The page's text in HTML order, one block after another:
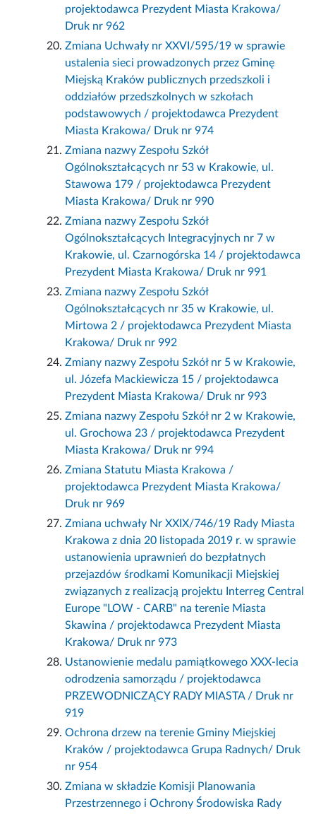
projektodawca Prezydent Miasta Krakowa/
Druk nr 962
Zmiana Uchwały nr XXVI/595/19 w sprawie
ustalenia sieci prowadzonych przez Gminę
Miejską Kraków publicznych przedszkoli i
oddziałów przedszkolnych w szkołach
podstawowych / projektodawca Prezydent
Miasta Krakowa/ Druk nr 974
Zmiana nazwy Zespołu Szkół
Ogólnokształcących nr 53 w Krakowie, ul.
Stawowa 179 / projektodawca Prezydent
Miasta Krakowa/ Druk nr 990
Zmiana nazwy Zespołu Szkół
Ogólnokształcących Integracyjnych nr 7 w
Krakowie, ul. Czarnogórska 14 / projektodawca
Prezydent Miasta Krakowa/ Druk nr 991
Zmiana nazwy Zespołu Szkół
Ogólnokształcących nr 35 w Krakowie, ul.
Mirtowa 2 / projektodawca Prezydent Miasta
Krakowa/ Druk nr 992
Zmiany nazwy Zespołu Szkół nr 5 w Krakowie,
ul. Józefa Mackiewicza 15 / projektodawca
Prezydent Miasta Krakowa/ Druk nr 993
Zmiana nazwy Zespołu Szkół nr 2 w Krakowie,
ul. Grochowa 23 / projektodawca Prezydent
Miasta Krakowa/ Druk nr 994
Zmiana Statutu Miasta Krakowa /
projektodawca Prezydent Miasta Krakowa/
Druk nr 969
Zmiana uchwały Nr XXIX/746/19 Rady Miasta
Krakowa z dnia 20 listopada 2019 r. w sprawie
ustanowienia uprawnień do bezpłatnych
przejazdów środkami Komunikacji Miejskiej
związanych z realizacją projektu Interreg Central
Europe "LOW - CARB" na terenie Miasta
Skawina / projektodawca Prezydent Miasta
Krakowa/ Druk nr 973
Ustanowienie medalu pamiątkowego XXX-lecia
odrodzenia samorządu / projektodawca
PRZEWODNICZĄCY RADY MIASTA / Druk nr
919
Ochrona drzew na terenie Gminy Miejskiej
Kraków / projektodawca Grupa Radnych/ Druk
nr 954
Zmiana w składzie Komisji Planowania
Przestrzennego i Ochrony Środowiska Rady